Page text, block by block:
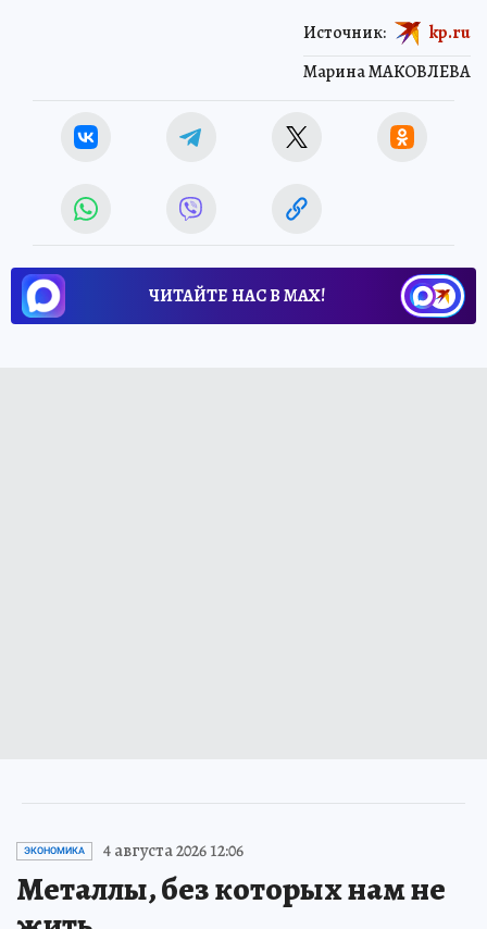
Марина МАКОВЛЕВА
Источник: kp.ru
ЧИТАЙТЕ НАС В МАХ!
ЭКОНОМИКА 4 августа 2026 12:06
Металлы, без которых нам не